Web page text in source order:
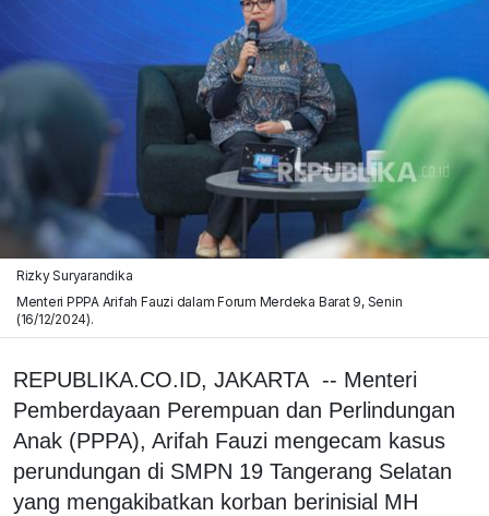
Rizky Suryarandika
Menteri PPPA Arifah Fauzi dalam Forum Merdeka Barat 9, Senin
(16/12/2024).
REPUBLIKA.CO.ID, JAKARTA -- Menteri
Pemberdayaan Perempuan dan Perlindungan
Anak (PPPA), Arifah Fauzi mengecam kasus
perundungan di SMPN 19 Tangerang Selatan
yang mengakibatkan korban berinisial MH